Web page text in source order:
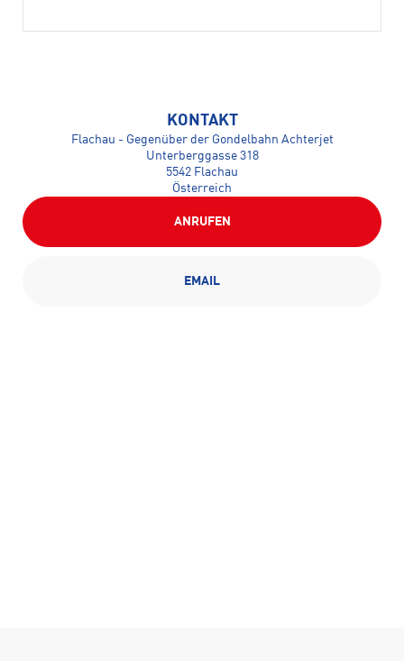
KONTAKT
Flachau - Gegenüber der Gondelbahn Achterjet
Unterberggasse 318
5542 Flachau
Österreich
ANRUFEN
EMAIL